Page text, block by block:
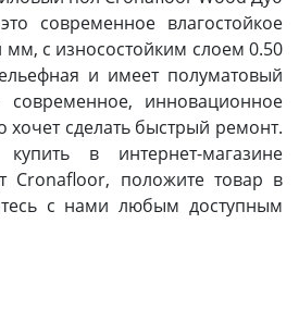
современное влагостойкое
с износостойким слоем 0.50
и имеет полуматовый
инновационное
хочет сделать быстрый ремонт.
в интернет-магазине
Cronafloor, положите товар в
с нами любым доступным